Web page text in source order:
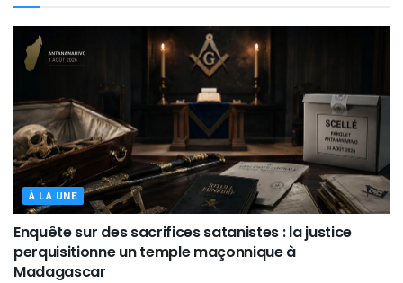
À LA UNE
Enquête sur des sacrifices satanistes : la justice
perquisitionne un temple maçonnique à
Madagascar